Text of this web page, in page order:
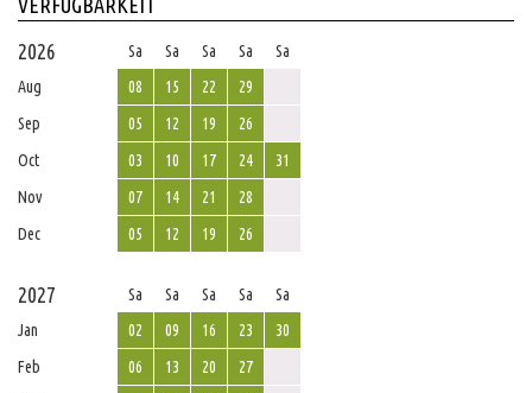
VERFÜGBARKEIT
2026
Sa Sa Sa Sa
Sa
Aug
08 15 22
29
Sep
05 12 19
26
Oct
03 10 17 24
31
Nov
07 14 21
28
Dec
05 12 19 26
2027 Sa Sa Sa Sa
Sa
Jan
02 09 16 23
30
Feb
06 13 20
27